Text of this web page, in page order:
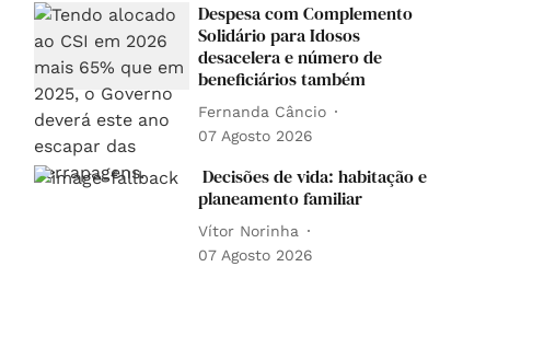
Despesa com Complemento
Solidário para Idosos
desacelera e número de
beneficiários também
Fernanda Câncio
07 Agosto 2026
Decisões de vida: habitação e
planeamento familiar
Vítor Norinha
07 Agosto 2026